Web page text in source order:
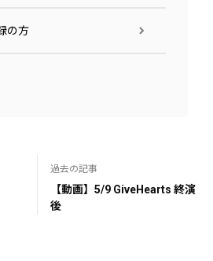
の方
過去の記事
【動画】5/9 GiveHearts 終演
後